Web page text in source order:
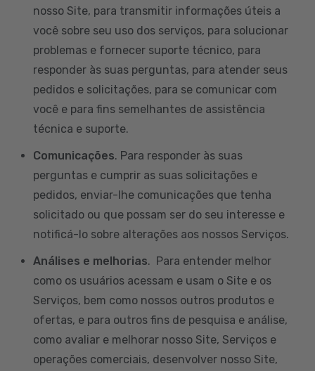
nosso Site, para transmitir informações úteis a
você sobre seu uso dos serviços, para solucionar
problemas e fornecer suporte técnico, para
responder às suas perguntas, para atender seus
pedidos e solicitações, para se comunicar com
você e para fins semelhantes de assistência
técnica e suporte.
Comunicações. Para responder às suas
perguntas e cumprir as suas solicitações e
pedidos, enviar-lhe comunicações que tenha
solicitado ou que possam ser do seu interesse e
notificá-lo sobre alterações aos nossos Serviços.
Análises e melhorias. Para entender melhor
como os usuários acessam e usam o Site e os
Serviços, bem como nossos outros produtos e
ofertas, e para outros fins de pesquisa e análise,
como avaliar e melhorar nosso Site, Serviços e
operações comerciais, desenvolver nosso Site,